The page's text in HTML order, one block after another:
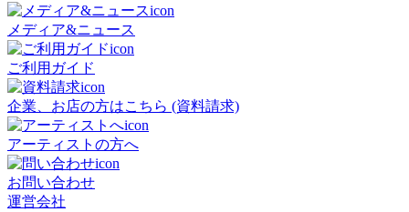
メディア&ニュース
ご利用ガイド
企業、お店の方はこちら (資料請求)
アーティストの方へ
お問い合わせ
運営会社